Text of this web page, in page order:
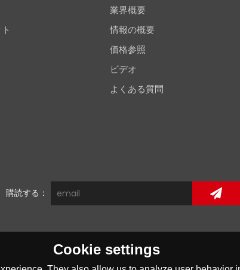
業界概要
情報の概要
価格参照
ビデオ
よくある質問
購読する：
Cookie settings